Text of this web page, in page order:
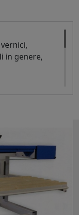
in genere,